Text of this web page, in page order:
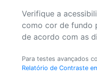
Verifique a
como cor de fundo
de acordo com as
Para testes avançados
Relatório de Contraste